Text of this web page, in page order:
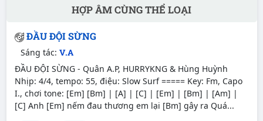
HỢP ÂM CÙNG THỂ LOẠI
ĐẦU ĐỘI SỪNG
Sáng tác: V.A
ĐẦU ĐỘI SỪNG - Quân A.P, HURRYKNG & Hùng Huỳnh
Nhịp: 4/4, tempo: 55, điệu: Slow Surf ===== Key: Fm, Capo
I., chơi tone: [Em] [Bm] | [A] | [C] | [Em] | [Bm] | [Am] |
[C] Anh [Em] nếm đau thương em lại [Bm] gây ra Quá...